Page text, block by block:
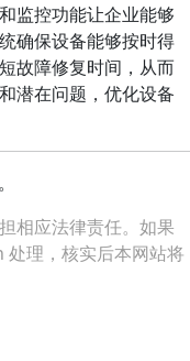
监控功能让企业能够
确保设备能够按时得
故障修复时间，从而
潜在问题，优化设备
相应法律责任。如果
理，核实后本网站将